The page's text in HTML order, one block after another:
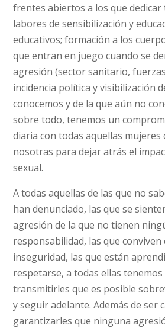
frentes abiertos a los que
labores de sensibilización y
educativos; formación a los
que entran en juego cuando se
agresión (sector sanitario,
incidencia política y visibilización
conocemos y de la que aún no
sobre todo, tenemos un
diaria con todas aquellas mujeres
nosotras para dejar atrás el
sexual.
A todas aquellas de las que no
han denunciado, las que se
agresión de la que no tienen
responsabilidad, las que conviven
inseguridad, las que están
respetarse, a todas ellas
transmitirles que es posible
y seguir adelante. Además de ser
garantizarles que ninguna